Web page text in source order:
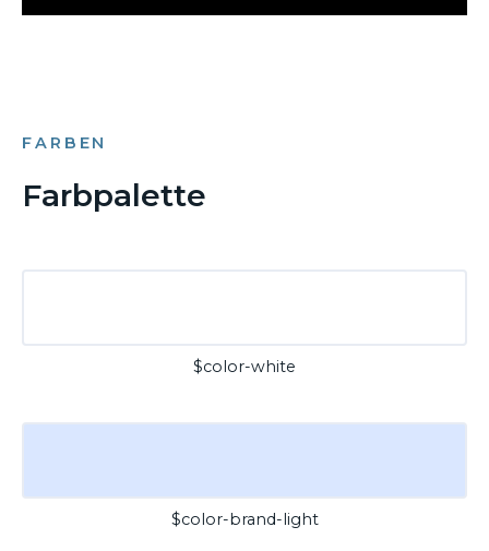
FARBEN
Farbpalette
$color-white
$color-brand-light